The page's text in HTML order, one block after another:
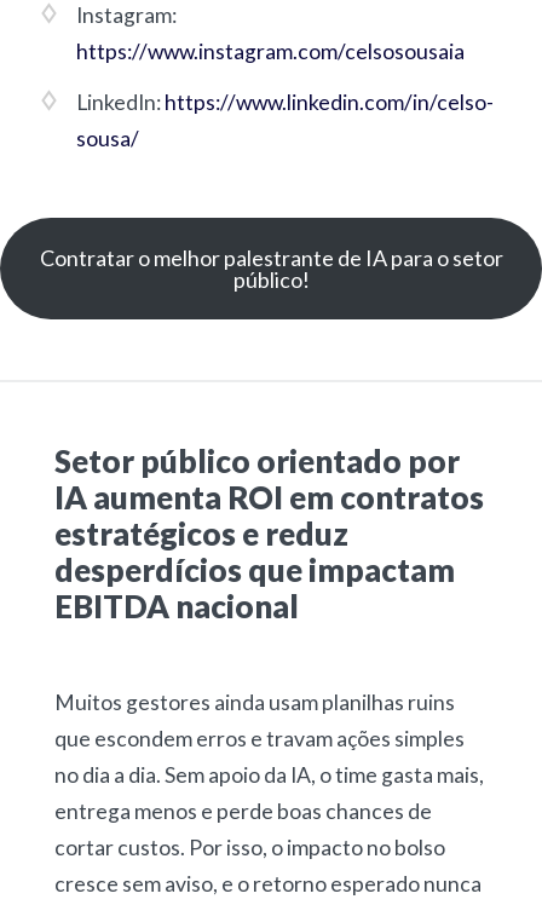
Instagram:
https://www.instagram.com/celsosousaia
LinkedIn:https://www.linkedin.com/in/celso-
sousa/
Contratar o melhor palestrante de IA para o setor
público!
Setor público orientado por
IA aumenta ROI em contratos
estratégicos e reduz
desperdícios que impactam
EBITDA nacional
Muitos gestores ainda usam planilhas ruins
que escondem erros e travam ações simples
no dia a dia. Sem apoio da IA, o time gasta mais,
entrega menos e perde boas chances de
cortar custos. Por isso, o impacto no bolso
cresce sem aviso, e o retorno esperado nunca